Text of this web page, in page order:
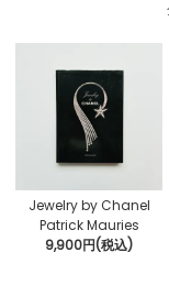
Jewelry by Chanel
Patrick Mauries
9,900円(税込)